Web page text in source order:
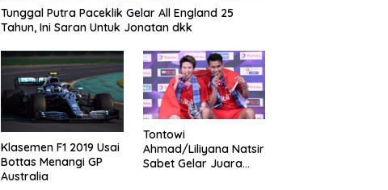
Tunggal Putra Paceklik Gelar All England 25
Tahun, Ini Saran Untuk Jonatan dkk
Klasemen F1 2019 Usai
Bottas Menangi GP
Australia
Tontowi
Ahmad/Liliyana Natsir
Sabet Gelar Juara